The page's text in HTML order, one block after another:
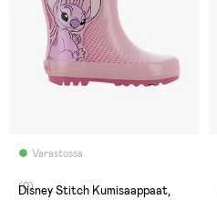
Varastossa
(0)
Disney Stitch Kumisaappaat,